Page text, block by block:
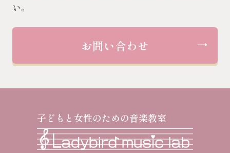
い。
お問い合わせ
子どもと女性のための音楽教室